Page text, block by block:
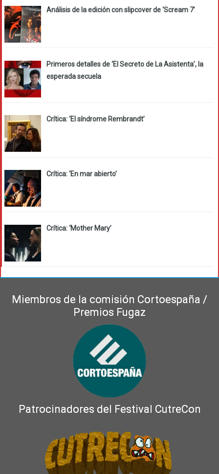
Análisis de la edición con slipcover de ‘Scream 7’
Primeros detalles de ‘El Secreto de La Asistenta’, la
esperada secuela
Crítica: ‘El síndrome Rembrandt’
Crítica: ‘En mar abierto’
Crítica: ‘Mother Mary’
Miembros de la comisión Cortoespaña /
Premios Fugaz
Patrocinadores del Festival CutreCon